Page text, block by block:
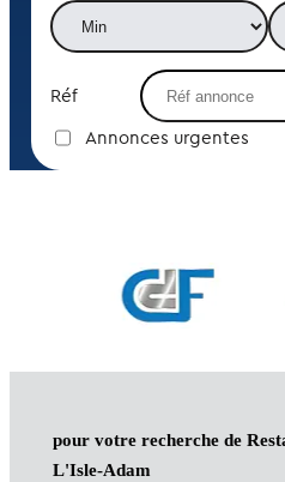
Réf
Annonces urgentes
pour votre recherche de
L'Isle-Adam